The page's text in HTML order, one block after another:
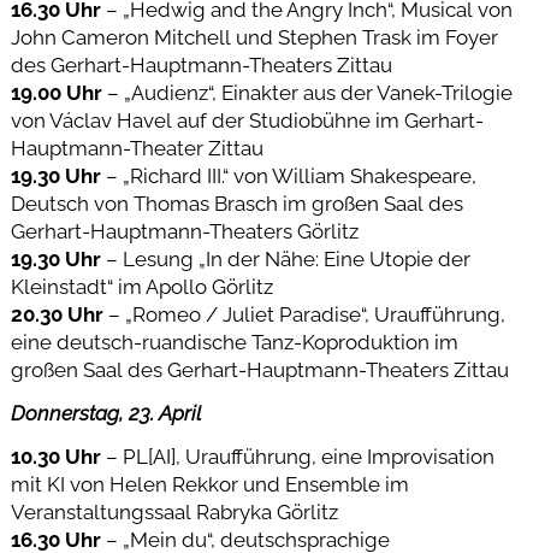
16.30 Uhr– „Hedwig and the Angry Inch“, Musical von
John Cameron Mitchell und Stephen Trask im Foyer
des Gerhart-Hauptmann-Theaters Zittau
19.00 Uhr– „Audienz“, Einakter aus der Vanek-Trilogie
von Václav Havel auf der Studiobühne im Gerhart-
Hauptmann-Theater Zittau
19.30 Uhr– „Richard III.“ von William Shakespeare,
Deutsch von Thomas Brasch im großen Saal des
Gerhart-Hauptmann-Theaters Görlitz
19.30 Uhr – Lesung „In der Nähe: Eine Utopie der
Kleinstadt“ im Apollo Görlitz
20.30 Uhr– „Romeo / Juliet Paradise“, Uraufführung,
eine deutsch-ruandische Tanz-Koproduktion im
großen Saal des Gerhart-Hauptmann-Theaters Zittau
Donnerstag, 23. April
10.30 Uhr– PL[AI], Uraufführung, eine Improvisation
mit KI von Helen Rekkor und Ensemble im
Veranstaltungssaal Rabryka Görlitz
16.30 Uhr– „Mein du“, deutschsprachige